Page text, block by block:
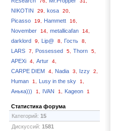
NIKOTIN 29, kosa 20,
Picasso 19, Hammett 16,
November 14, metallicafan 14,
darklord 9, Lip@ 8, Гость 8,
LARS 7, Possessed 5, Thorn 5,
APEXi 4, Artur 4,
CARPE DIEM 4, Nadia 3, Izzy 2,
Human 1, Lusy in the sky 1,
Анька))) 1, IVAN 1, Kageon 1
Статистика форума
Категорий: 15
Дискуссий: 1581